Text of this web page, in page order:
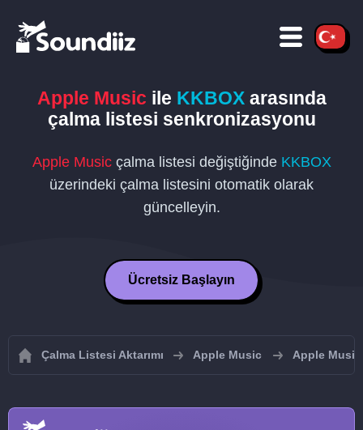
Apple Music ile KKBOXarasında
çalma listesi senkronizasyonu
Apple Musicçalma listesi değiştiğinde KKBOX
üzerindeki çalma listesini otomatik olarak
güncelleyin.
Ücretsiz Başlayın
Çalma Listesi Aktarımı Apple Music Apple